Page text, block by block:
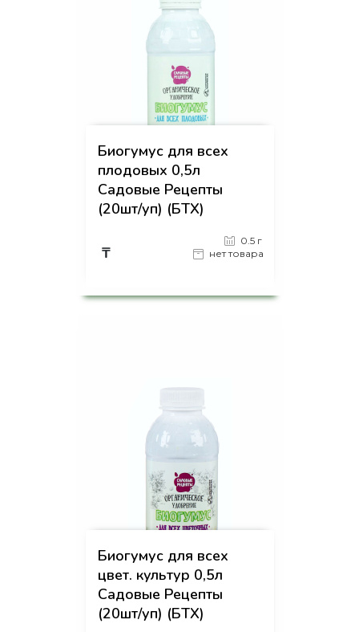
Биогумус для всех
плодовых 0,5л
Садовые Рецепты
(20шт/уп) (БТХ)
₸
0.5 г
нет товара
Биогумус для всех
цвет. культур 0,5л
Садовые Рецепты
(20шт/уп) (БТХ)